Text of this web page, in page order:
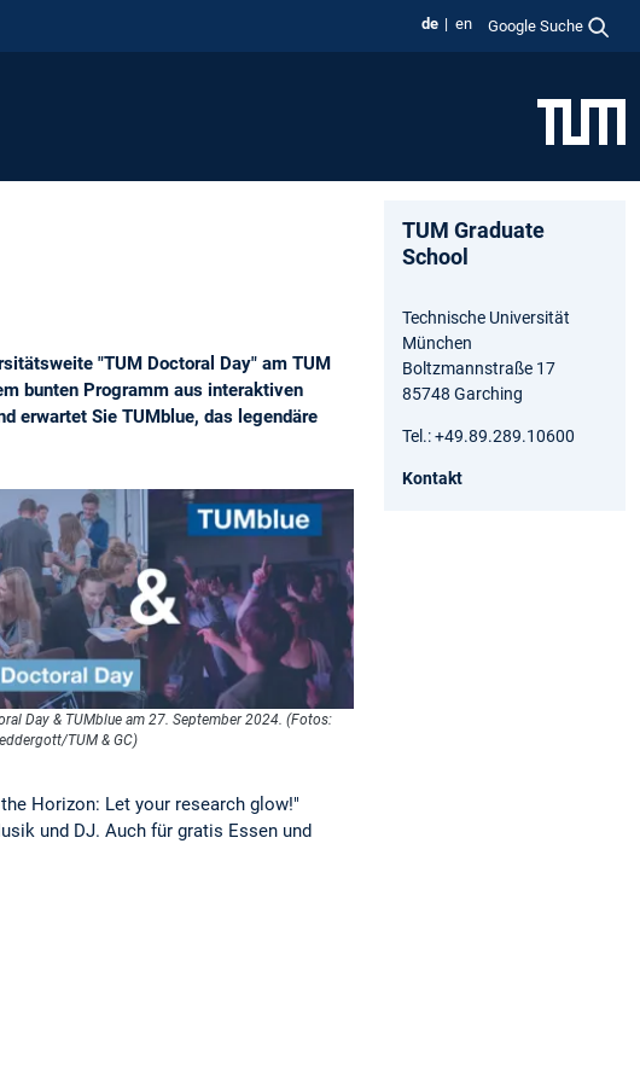
de en Google Suche
"TUM Doctoral Day" am TUM
bunten Programm aus interaktiven
erwartet Sie TUMblue, das legendäre
Day & TUMblue am 27. September 2024. (Fotos:
TUM & GC)
Horizon: Let your research glow!"
und DJ. Auch für gratis Essen und
TUM Graduate
School
Technische Universität
München
Boltzmannstraße 17
85748 Garching
Tel.: +49.89.289.10600
Kontakt